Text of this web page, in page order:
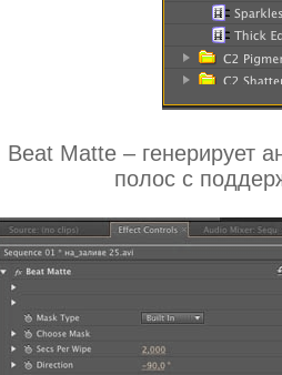
Beat Matte – генерирует
полос с